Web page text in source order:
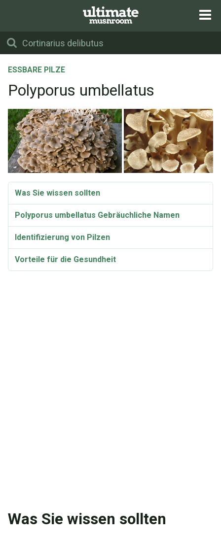
ESSBARE PILZE
Polyporus umbellatus
Was Sie wissen sollten
Polyporus umbellatus Gebräuchliche Namen
Identifizierung von Pilzen
Vorteile für die Gesundheit
Was Sie wissen sollten